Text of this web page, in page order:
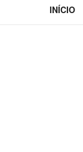
INÍCIO